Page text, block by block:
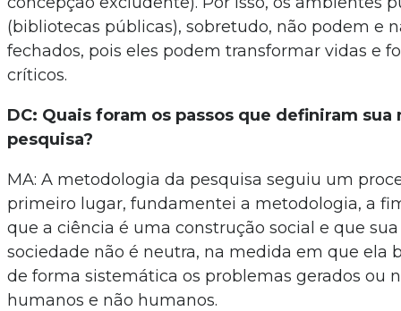
(bibliotecas públicas), sobretudo, não podem e
fechados, pois eles podem transformar vidas e
críticos.
DC: Quais foram os passos que definiram
pesquisa?
MA: A metodologia da pesquisa seguiu um
primeiro lugar, fundamentei a metodologia, a
que a ciência é uma construção social e que
sociedade não é neutra, na medida em que ela
de forma sistemática os problemas gerados ou
humanos e não humanos.